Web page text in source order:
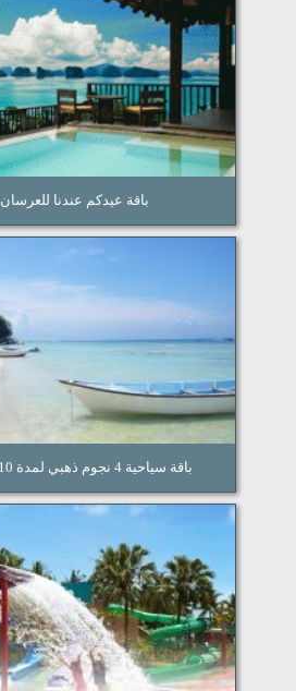
باقة عيدكم عندنا للعرسان 5 نجوم
باقة سياحية 4 نجوم ذهبي لمدة 10 ليالي و 11 يوم